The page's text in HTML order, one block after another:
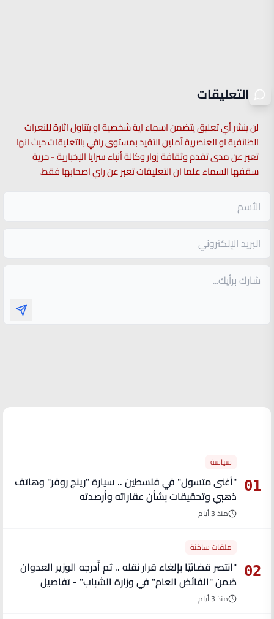
التعليقات
لن ينشر أي تعليق يتضمن اسماء اية شخصية او يتناول اثارة للنعرات
الطائفية او العنصرية آملين التقيد بمستوى راقي بالتعليقات حيث انها
تعبر عن مدى تقدم وثقافة زوار وكالة أنباء سرايا الإخبارية - حرية
سقفها السماء علما ان التعليقات تعبر عن راي اصحابها فقط.
01
سياسة
"أغنى متسول" في فلسطين .. سيارة "رينج روفر" وهاتف
ذهبي وتحقيقات بشأن عقاراته وأرصدته
منذ 3 أيام
02
ملفات ساخنة
"انتصر قضائيًا بإلغاء قرار نقله .. ثم أُدرجه الوزير العدوان
ضمن "الفائض العام" في وزارة الشباب" - تفاصيل
منذ 3 أيام